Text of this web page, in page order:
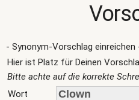
- Synonym-Vorschlag einreichen
Hier ist Platz für Deinen
Bitte achte auf die korrekte
Wort